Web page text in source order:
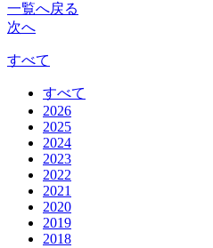
一覧へ戻る
次へ
すべて
すべて
2026
2025
2024
2023
2022
2021
2020
2019
2018